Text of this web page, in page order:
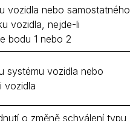
vozidla nebo samostatného
vozidla, nejde-li
bodu 1 nebo 2
systému vozidla nebo
vozidla
o změně schválení typu